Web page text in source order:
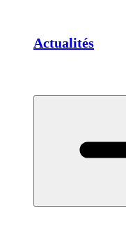
Actualités